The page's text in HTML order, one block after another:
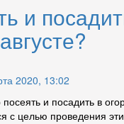
и
2020, 13:02
и посадить в
с целью проведения